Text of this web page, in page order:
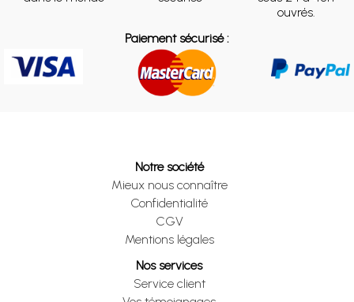
ouvrés.
Paiement sécurisé :
Notre société
Mieux nous connaître
Confidentialité
CGV
Mentions légales
Nos services
Service client